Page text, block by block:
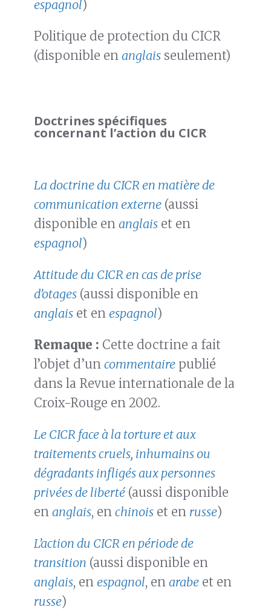
espagnol)
Politique de protection du CICR
(disponible en anglais seulement)
Doctrines spécifiques
concernant l’action du CICR
La doctrine du CICR en matière de
communication externe (aussi
disponible en anglais et en
espagnol)
Attitude du CICR en cas de prise
d’otages (aussi disponible en
anglais et en espagnol)
Remaque : Cette doctrine a fait
l’objet d’un commentaire publié
dans la Revue internationale de la
Croix-Rouge en 2002.
Le CICR face à la torture et aux
traitements cruels, inhumains ou
dégradants infligés aux personnes
privées de liberté (aussi disponible
en anglais, en chinois et en russe)
L’action du CICR en période de
transition (aussi disponible en
anglais, en espagnol, en arabe et en
russe)